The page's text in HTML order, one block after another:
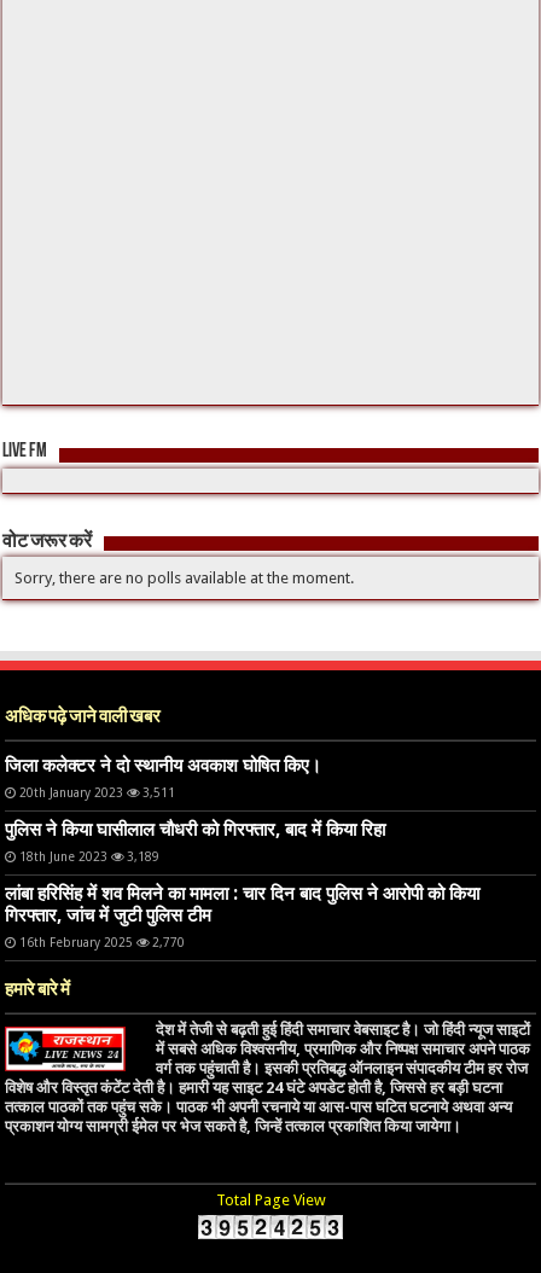
LIVE FM
वोट जरूर करें
Sorry, there are no polls available at the moment.
अधिक पढ़े जाने वाली खबर
जिला कलेक्टर ने दो स्थानीय अवकाश घोषित किए।
20th January 2023 3,511
पुलिस ने किया घासीलाल चौधरी को गिरफ्तार, बाद में किया रिहा
18th June 2023 3,189
लांबा हरिसिंह में शव मिलने का मामला : चार दिन बाद पुलिस ने आरोपी को किया
गिरफ्तार, जांच में जुटी पुलिस टीम
16th February 2025 2,770
हमारे बारे में
देश में तेजी से बढ़ती हुई हिंदी समाचार वेबसाइट है। जो हिंदी न्यूज साइटों
में सबसे अधिक विश्वसनीय, प्रमाणिक और निष्पक्ष समाचार अपने पाठक
वर्ग तक पहुंचाती है। इसकी प्रतिबद्ध ऑनलाइन संपादकीय टीम हर रोज
विशेष और विस्तृत कंटेंट देती है। हमारी यह साइट 24 घंटे अपडेट होती है, जिससे हर बड़ी घटना
तत्काल पाठकों तक पहुंच सके। पाठक भी अपनी रचनाये या आस-पास घटित घटनाये अथवा अन्य
प्रकाशन योग्य सामग्री ईमेल पर भेज सकते है, जिन्हें तत्काल प्रकाशित किया जायेगा।
Total Page View